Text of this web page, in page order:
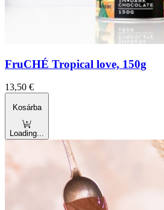
FruCHÉ Tropical love, 150g
13,50 €
Kosárba
Loading...